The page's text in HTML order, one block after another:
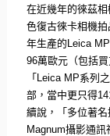
在近幾年的徠茲
色復古徠卡相機
年生產的Leica
96萬歐元（包括
「Leica MP系列
部， 當中更只得
續說，「多位著
Magnum攝影通訊